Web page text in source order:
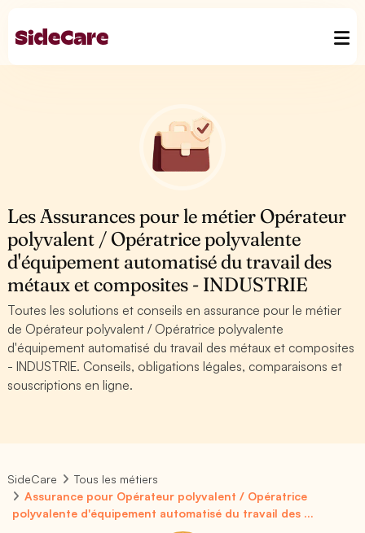
Les Assurances pour le métier Opérateur
polyvalent / Opératrice polyvalente
d'équipement automatisé du travail des
métaux et composites - INDUSTRIE
Toutes les solutions et conseils en assurance pour le métier
de Opérateur polyvalent / Opératrice polyvalente
d'équipement automatisé du travail des métaux et composites
- INDUSTRIE. Conseils, obligations légales, comparaisons et
souscriptions en ligne.
SideCare
Tous les métiers
Assurance pour Opérateur polyvalent / Opératrice
polyvalente d'équipement automatisé du travail des ...